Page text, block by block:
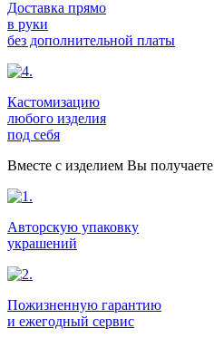
Доставка прямо
в руки
без дополнительной платы
Кастомизацию
любого изделия
под себя
Вместе с изделием Вы получаете
Авторскую упаковку
украшений
Пожизненную гарантию
и ежегодный сервис